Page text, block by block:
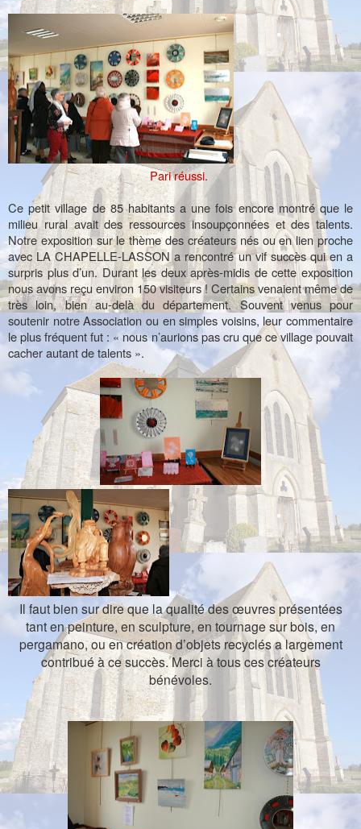
Pari réussi.
Ce petit village de 85 habitants a une fois encore montré que le
milieu rural avait des ressources insoupçonnées et des talents.
Notre exposition sur le thème des créateurs nés ou en lien proche
avec LA CHAPELLE-LASSON a rencontré un vif succès qui en a
surpris plus d’un. Durant les deux après-midis de cette exposition
nous avons reçu environ 150 visiteurs ! Certains venaient même de
très loin, bien au-delà du département. Souvent venus pour
soutenir notre Association ou en simples voisins, leur commentaire
le plus fréquent fut : « nous n’aurions pas cru que ce village pouvait
cacher autant de talents ».
Il faut bien sur dire que la qualité des œuvres présentées
tant en peinture, en sculpture, en tournage sur bois, en
pergamano, ou en création d’objets recyclés a largement
contribué à ce succès. Merci à tous ces créateurs
bénévoles.